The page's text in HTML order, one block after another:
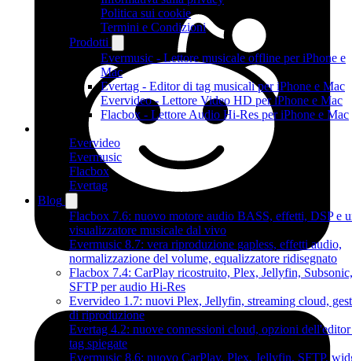
Politica sui cookie
Termini e Condizioni
Prodotti
Evermusic - Lettore musicale offline per iPhone e
Mac
Evertag - Editor di tag musicali per iPhone e Mac
Evervideo - Lettore Video HD per iPhone e Mac
Flacbox - Lettore Audio Hi-Res per iPhone e Mac
Evervideo
Evermusic
Flacbox
Evertag
Blog
Flacbox 7.6: nuovo motore audio BASS, effetti, DSP e
visualizzatore musicale dal vivo
Evermusic 8.7: vera riproduzione gapless, effetti audio,
normalizzazione del volume, equalizzatore ridisegnato
Flacbox 7.4: CarPlay ricostruito, Plex, Jellyfin, Subsonic,
SFTP per audio Hi-Res
Evervideo 1.7: nuovi Plex, Jellyfin, streaming cloud,
di riproduzione
Evertag 4.2: nuove connessioni cloud, opzioni
tag spiegate
Evermusic 8.6: nuovo CarPlay, Plex, Jellyfin, SFTP,